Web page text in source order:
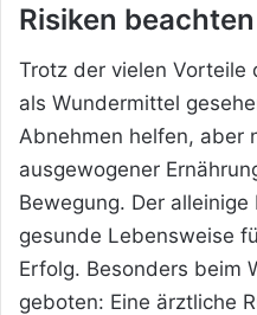
Risiken beachten
Trotz der vielen Vorteile
als Wundermittel
Abnehmen helfen, aber
ausgewogener
Bewegung. Der alleinige
gesunde Lebensweise
Erfolg. Besonders beim
geboten: Eine ärztliche